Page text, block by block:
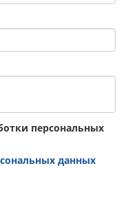
персональных
данных